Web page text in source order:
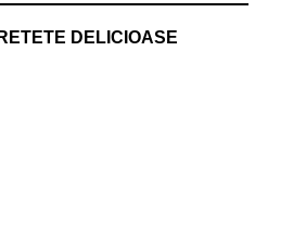
DELICIOASE